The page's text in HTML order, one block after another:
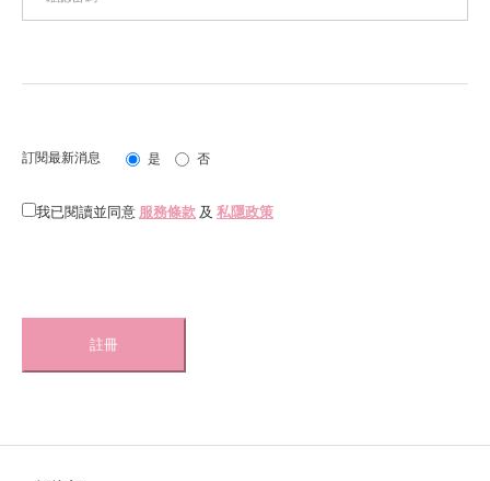
訂閱最新消息 是 否
我已閱讀並同意 服務條款 及 私隱政策